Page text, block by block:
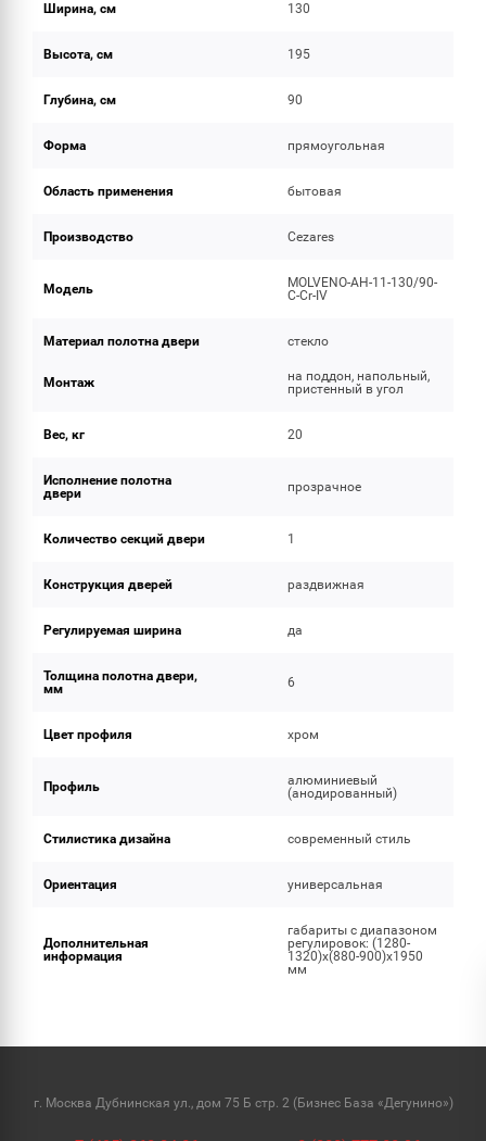
Ширина, см 130
Высота, см 195
Глубина, см 90
Форма прямоугольная
Область применения бытовая
Производство Cezares
Модель
MOLVENO-AH-11-130/90-
C-Cr-IV
Материал полотна двери стекло
Монтаж
на поддон, напольный,
пристенный в угол
Вес, кг 20
Исполнение полотна
двери
прозрачное
Количество секций двери 1
Конструкция дверей раздвижная
Регулируемая ширина да
Толщина полотна двери,
мм
6
Цвет профиля хром
Профиль
алюминиевый
(анодированный)
Стилистика дизайна современный стиль
Ориентация универсальная
Дополнительная
информация
габариты с диапазоном
регулировок: (1280-
1320)x(880-900)x1950
мм
г. Москва Дубнинская ул., дом 75 Б стр. 2 (Бизнес База «Дегунино»)